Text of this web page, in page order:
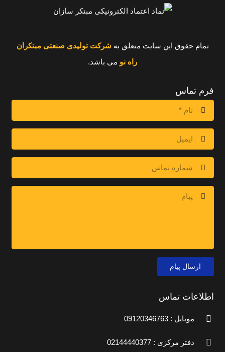
تمام حقوق این سایت متعلق به شرکت تولیدی صنعتی مبتکران
راه نو می باشد.
فرم تماس
ارسال پیام
اطلاعات تماس
موبایل : 09120346763
دفتر مرکزی : 02144440377